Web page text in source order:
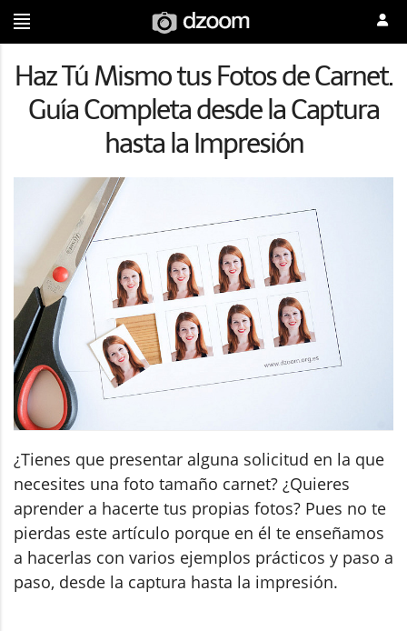
Haz Tú Mismo tus Fotos de Carnet.
Guía Completa desde la Captura
hasta la Impresión
¿Tienes que presentar alguna solicitud en la que
necesites una foto tamaño carnet? ¿Quieres
aprender a hacerte tus propias fotos? Pues no te
pierdas este artículo porque en él te enseñamos
a hacerlas con varios ejemplos prácticos y paso a
paso, desde la captura hasta la impresión.